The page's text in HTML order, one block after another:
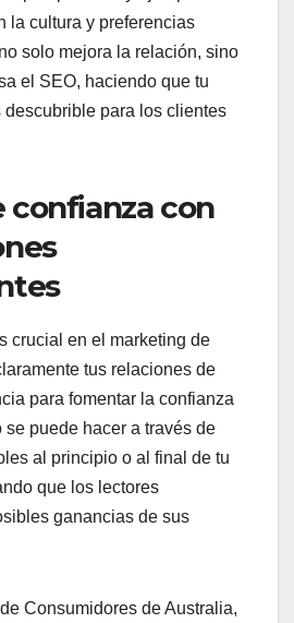
la cultura y preferencias
solo mejora la relación, sino
el SEO, haciendo que tu
descubrible para los clientes
confianza con
crucial en el marketing de
tus relaciones de
para fomentar la confianza
puede hacer a través de
al principio o al final de tu
que los lectores
ganancias de sus
Consumidores de Australia,